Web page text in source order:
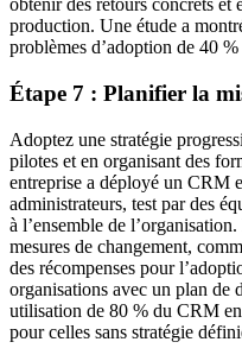
obtenir des retours concrets et
production. Une étude a
problèmes d’adoption de 40
Étape 7 : Planifier la
Adoptez une stratégie
pilotes et en organisant des
entreprise a déployé un CRM
administrateurs, test par des
à l’ensemble de
mesures de changement,
des récompenses pour
organisations avec un plan de
utilisation de 80 % du CRM
pour celles sans stratégie